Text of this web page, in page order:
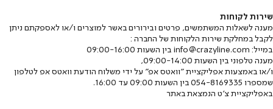
שירות לקוחות
מענה לשאלות המשתמשים, פרטים ובירורים באשר למוצרים ו/או לאספקתם ניתן
לקבל במחלקת שירות הלקוחות של החברה :
במייל: info@crazyline.com בין השעות 09:00-16:00
מענה טלפוני בין השעות 09:00-14:00,
ו/או באמצעות אפליקציית "וואטס אפ" על ידי משלוח הודעת וואטס אפ לטלפון
שמספרו 054-8169335 בין השעות 09:00 עד 16:00.
באפליקציית צ'ט הנמצאת באתר